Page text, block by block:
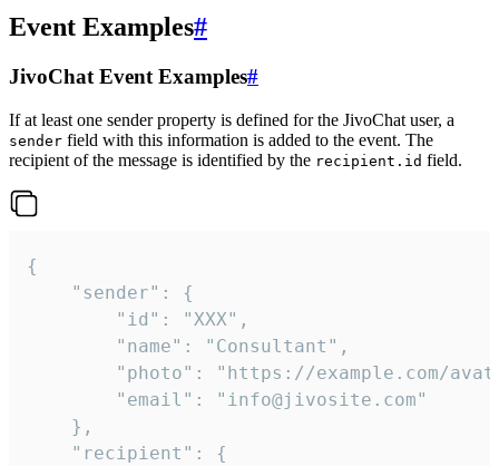
Event Examples#
JivoChat Event Examples#
If at least one sender property is defined for the JivoChat user, a
sender field with this information is added to the event. The
recipient of the message is identified by the recipient.id field.
{